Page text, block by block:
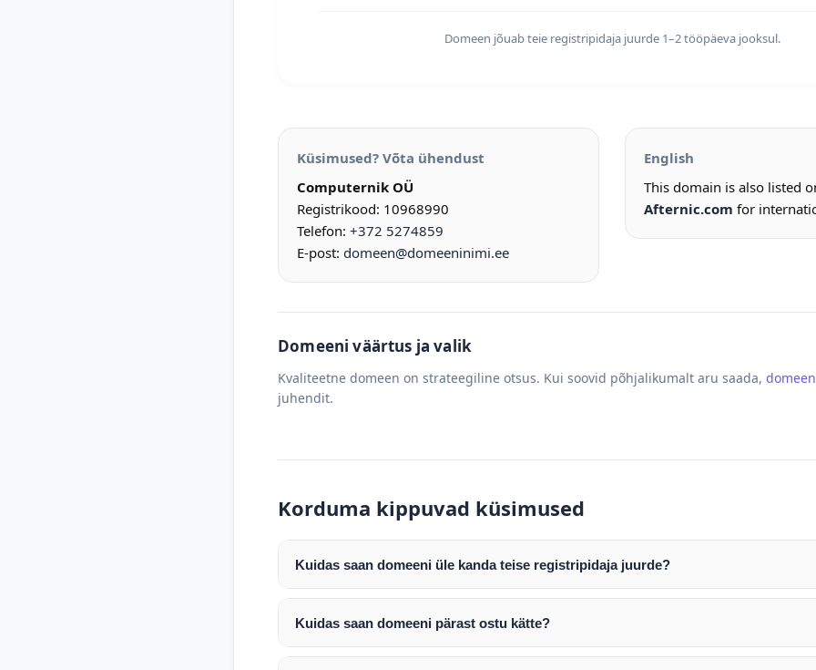
Domeen jõuab teie registripidaja juurde 1–2 tööpäeva jooksul.
Küsimused? Võta ühendust
Computernik OÜ
Registrikood: 10968990
Telefon: +372 5274859
E-post: domeen@domeeninimi.ee
English
This domain is also listed
Afternic.com for
Domeeni väärtus ja valik
Kvaliteetne domeen on strateegiline otsus. Kui soovid põhjalikumalt aru saada,
juhendit.
Korduma kippuvad küsimused
Kuidas saan domeeni üle kanda teise registripidaja juurde?
Pärast makse laekumist edastame teile domeeni AUTH (EPP) koodi. Selle abil saate
enda valitud registripidaja juurde.
Domeeni ülekandmine toimub registripidajate vahelise protsessina ning võib võtta
Kuidas saan domeeni pärast ostu kätte?
Pärast ostu vormistamist väljastame arve. Maksekinnituse järel edastame teile